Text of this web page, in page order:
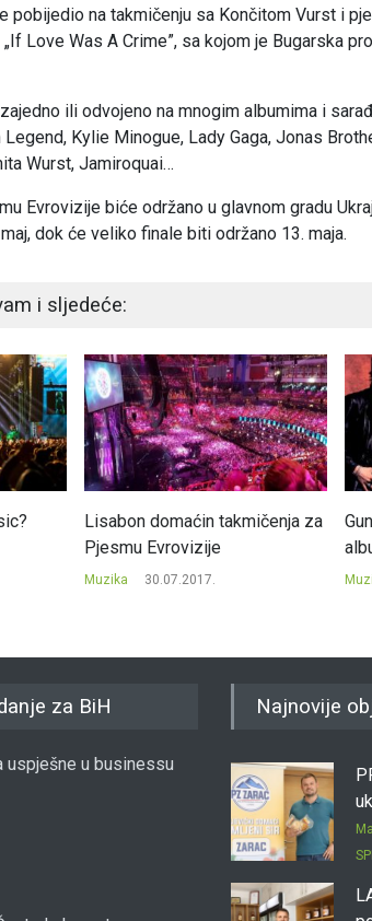
pobijedio na takmičenju sa Končitom Vurst i
Love Was A Crime”, sa kojom je Bugarska
ili odvojeno na mnogim albumima i
Kylie Minogue, Lady Gaga, Jonas
Wurst, Jamiroquai…
Evrovizije biće održano u glavnom gradu
dok će veliko finale biti održano 13. maja.
i sljedeće:
Lisabon domaćin takmičenja za
Pjesmu Evrovizije
Muzika 30.07.2017.
za BiH
u businessu
Najnovije